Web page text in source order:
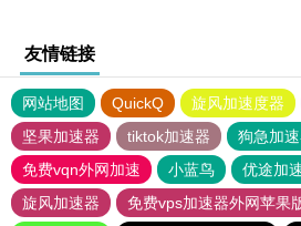
友情链接
网站地图 QuickQ 旋风加速度器
坚果加速器
tiktok加速器
狗急加
免费vqn外网加速
小蓝鸟 优途加
旋风加速器
免费vps加速器外网苹果